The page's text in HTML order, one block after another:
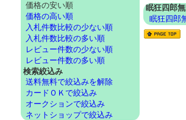
眠狂四郎
眠狂四郎
価格の安い順
価格の高い順
入札件数比較の少ない順
入札件数比較の多い順
レビュー件数の少ない順
レビュー件数の多い順
検索絞込み
送料無料で絞込みを解除
カードＯＫで絞込み
オークションで絞込み
ネットショップで絞込み